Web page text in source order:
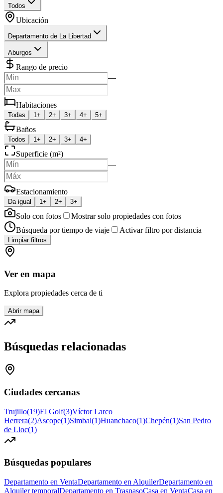
Todos
Ubicación
Departamento de La Libertad
Aburgos
Rango de precio
—
Habitaciones
Todas 1+ 2+ 3+ 4+ 5+
Baños
Todos 1+ 2+ 3+ 4+
Superficie (m²)
—
Estacionamiento
Da igual 1+ 2+ 3+
Solo con fotos
Mostrar solo propiedades con fotos
Búsqueda por tiempo de viaje
Activar filtro por distancia
Limpiar filtros
Ver en mapa
Explora propiedades cerca de ti
Abrir mapa
Búsquedas relacionadas
Ciudades cercanas
Trujillo(19)El Golf(3)Víctor Larco
Herrera(2)Ascope(1)Simbal(1)Huanchaco(1)Chepén(1)San Pedro
de Lloc(1)
Búsquedas populares
Departamento en VentaDepartamento en AlquilerDepartamento en
Alquiler temporalDepartamento en TraspasoCasa en VentaCasa en